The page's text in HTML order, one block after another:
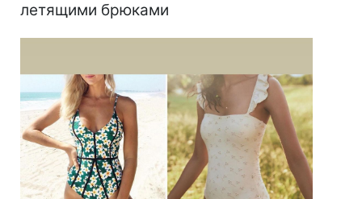
летящими брюками